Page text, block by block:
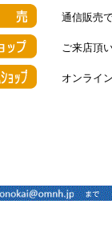
通信販売
ご来店頂
オンライ